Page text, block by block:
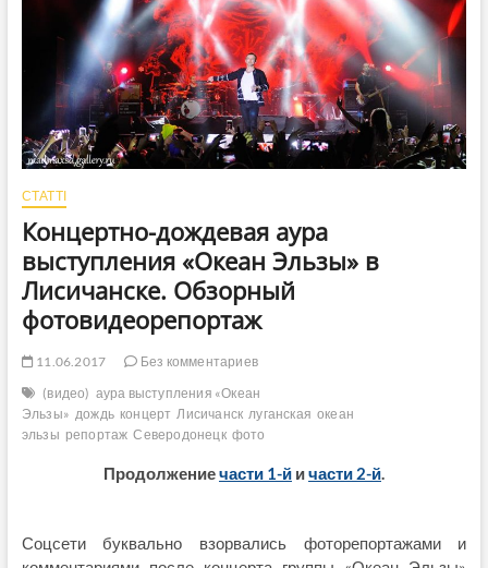
СТАТТІ
Концертно-дождевая аура
выступления «Океан Эльзы» в
Лисичанске. Обзорный
фотовидеорепортаж
11.06.2017
Без комментариев
(видео) аура выступления «Океан
Эльзы» дождь концерт Лисичанск луганская океан
эльзы репортаж Северодонецк фото
Продолжениечасти 1-йичасти 2-й.
Соцсети буквально взорвались фоторепортажами и